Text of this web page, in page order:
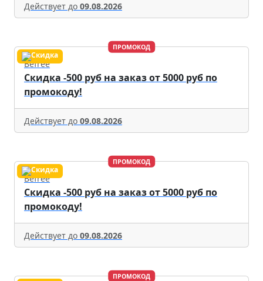
Действует до 09.08.2026
ПРОМОКОД
Befree
Скидка -500 руб на заказ от 5000 руб по
промокоду!
Действует до 09.08.2026
ПРОМОКОД
Befree
Скидка -500 руб на заказ от 5000 руб по
промокоду!
Действует до 09.08.2026
ПРОМОКОД